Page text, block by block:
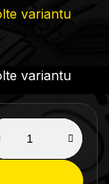
variantu
variantu